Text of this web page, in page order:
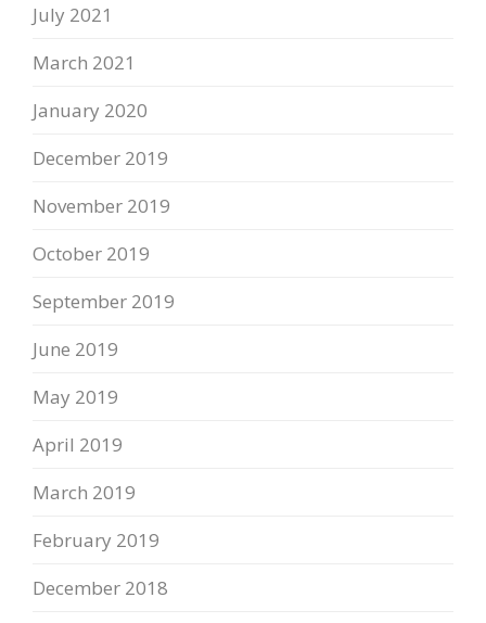
July 2021
March 2021
January 2020
December 2019
November 2019
October 2019
September 2019
June 2019
May 2019
April 2019
March 2019
February 2019
December 2018